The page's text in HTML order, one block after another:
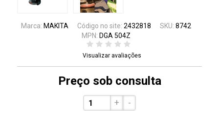
Marca: MAKITA Código no site: 2432818 SKU: 8742
MPN: DGA 504Z
Visualizar avaliações
Preço sob consulta
+ -